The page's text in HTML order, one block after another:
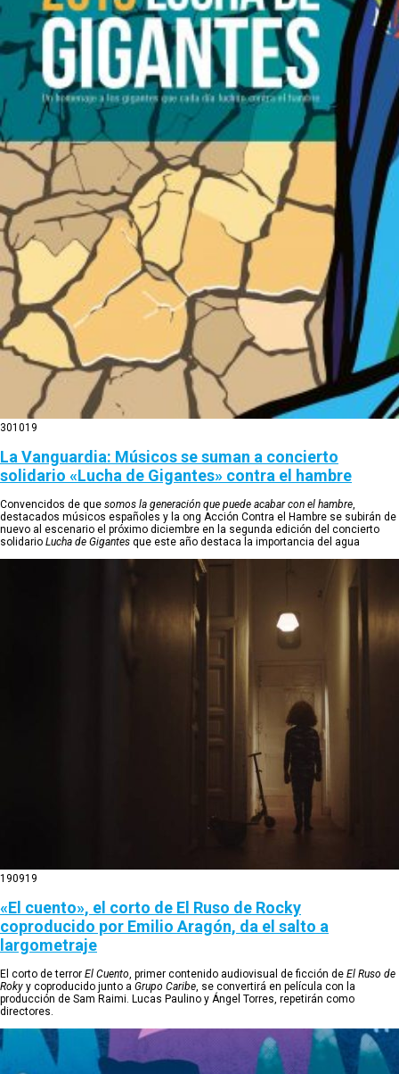
301019
La Vanguardia: Músicos se suman a concierto
solidario «Lucha de Gigantes» contra el hambre
Convencidos de que somos la generación que puede acabar con el hambre,
destacados músicos españoles y la ong Acción Contra el Hambre se subirán de
nuevo al escenario el próximo diciembre en la segunda edición del concierto
solidario Lucha de Gigantes que este año destaca la importancia del agua
190919
«El cuento», el corto de El Ruso de Rocky
coproducido por Emilio Aragón, da el salto a
largometraje
El corto de terror El Cuento, primer contenido audiovisual de ficción de El Ruso de
Roky y coproducido junto a Grupo Caribe, se convertirá en película con la
producción de Sam Raimi. Lucas Paulino y Ángel Torres, repetirán como
directores.